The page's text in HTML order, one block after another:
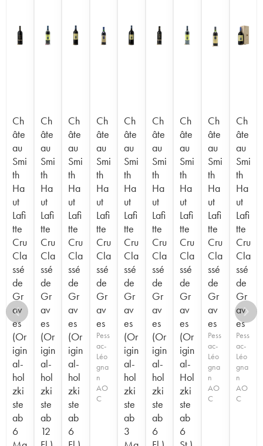
Ch
âte
au
Smi
th
Ha
ut
Lafi
tte
Cru
Cla
ssé
de
Gr
av
es
(Or
igin
al-
hol
zki
ste
ab
6
Ch
âte
au
Smi
th
Ha
ut
Lafi
tte
Cru
Cla
ssé
de
Gr
av
es
(Or
igin
al-
hol
zki
ste
ab
12
Ch
âte
au
Smi
th
Ha
ut
Lafi
tte
Cru
Cla
ssé
de
Gr
av
es
(Or
igin
al-
hol
zki
ste
ab
6
Ch
âte
au
Smi
th
Ha
ut
Lafi
tte
Cru
Cla
ssé
de
Gr
av
es
Pess
ac-
Léo
gna
n
AO
C
Ch
âte
au
Smi
th
Ha
ut
Lafi
tte
Cru
Cla
ssé
de
Gr
av
es
(Or
igin
al-
hol
zki
ste
ab
3
Ch
âte
au
Smi
th
Ha
ut
Lafi
tte
Cru
Cla
ssé
de
Gr
av
es
(Or
igin
al-
hol
zki
ste
ab
6
Ch
âte
au
Smi
th
Ha
ut
Lafi
tte
Cru
Cla
ssé
de
Gr
av
es
(Or
igin
al-
Hol
zki
ste
ab
6
Ch
âte
au
Smi
th
Ha
ut
Lafi
tte
Cru
Cla
ssé
de
Gr
av
es
Pess
ac-
Léo
gna
n
AO
C
Ch
âte
au
Smi
th
Ha
ut
Lafi
tte
Cru
Cla
ssé
de
Gr
av
es
Pess
ac-
Léo
gna
n
AO
C